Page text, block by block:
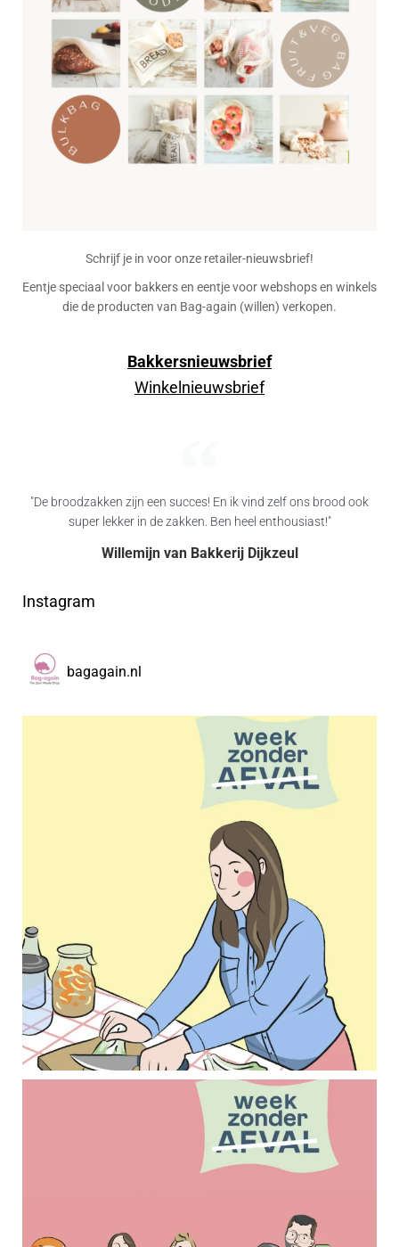
Schrijf je in voor onze retailer-nieuwsbrief!
Eentje speciaal voor bakkers en eentje voor webshops en winkels
die de producten van Bag-again (willen) verkopen.
Bakkersnieuwsbrief
Winkelnieuwsbrief
"De broodzakken zijn een succes! En ik vind zelf ons brood ook
super lekker in de zakken. Ben heel enthousiast!"
Willemijn van Bakkerij Dijkzeul
Instagram
bagagain.nl